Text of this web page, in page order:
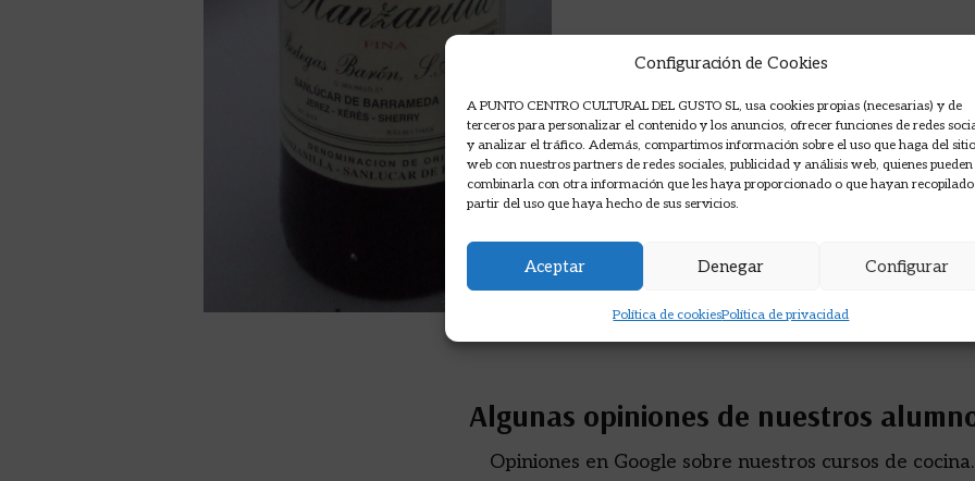
Configuración de Cookies
A PUNTO CENTRO CULTURAL DEL GUSTO SL, usa cookies propias (necesarias) y de
terceros para personalizar el contenido y los anuncios, ofrecer funciones de redes
y analizar el tráfico. Además, compartimos información sobre el uso que haga del sitio
web con nuestros partners de redes sociales, publicidad y análisis web, quienes pueden
combinarla con otra información que les haya proporcionado o que hayan
partir del uso que haya hecho de sus servicios.
Aceptar Denegar Configurar
Política de cookiesPolítica de privacidad
Algunas opiniones de nuestros
Opiniones en Google sobre nuestros cursos de cocina.